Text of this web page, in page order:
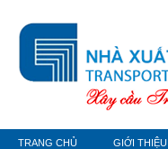
TRANG CHỦ GIỚI THIỆU